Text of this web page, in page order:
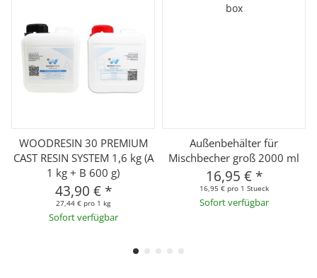
WOODRESIN 30 PREMIUM
CAST RESIN SYSTEM 1,6 kg (A
1 kg + B 600 g)
43,90 € *
27,44 € pro 1 kg
Sofort verfügbar
Außenbehälter für
Mischbecher groß 2000 ml
16,95 € *
16,95 € pro 1 Stueck
Sofort verfügbar